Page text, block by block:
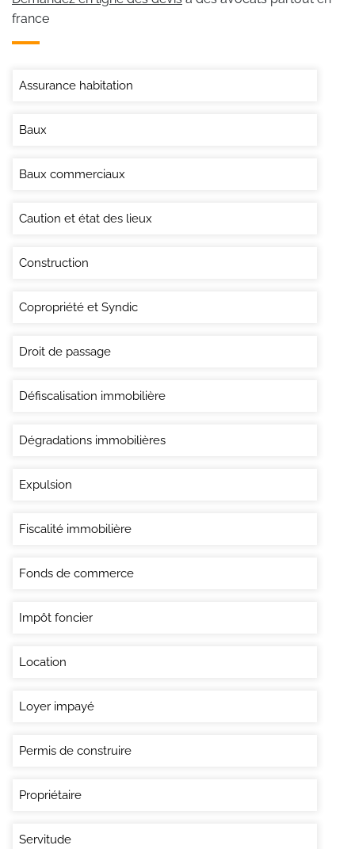
france
Assurance habitation
Baux
Baux commerciaux
Caution et état des lieux
Construction
Copropriété et Syndic
Droit de passage
Défiscalisation immobilière
Dégradations immobilières
Expulsion
Fiscalité immobilière
Fonds de commerce
Impôt foncier
Location
Loyer impayé
Permis de construire
Propriétaire
Servitude